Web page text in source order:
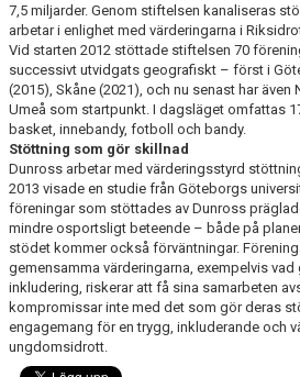
7,5 miljarder. Genom stiftelsen kanaliseras
arbetar i enlighet med värderingarna i
Vid starten 2012 stöttade stiftelsen 70
successivt utvidgats geografiskt – först i
(2015), Skåne (2021), och nu senast har även
Umeå som startpunkt. I dagsläget omfattas
basket, innebandy, fotboll och bandy.
Stöttning som gör skillnad
Dunross arbetar med värderingsstyrd
2013 visade en studie från Göteborgs
föreningar som stöttades av Dunross
mindre osportsligt beteende – både på
stödet kommer också förväntningar.
gemensamma värderingarna, exempelvis
inkludering, riskerar att få sina samarbeten
kompromissar inte med det som gör deras
engagemang för en trygg, inkluderande och
ungdomsidrott.